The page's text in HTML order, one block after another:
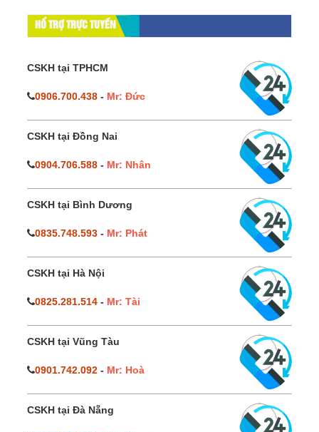
HỔ TRỢ TRỰC TUYẾN
CSKH tại TPHCM
0906.700.438 - Mr: Đức
CSKH tại Đồng Nai
0904.706.588 - Mr: Nhân
CSKH tại Bình Dương
0835.748.593 - Mr: Phát
CSKH tại Hà Nội
0825.281.514 - Mr: Tài
CSKH tại Vũng Tàu
0901.742.092 - Mr: Hoà
CSKH tại Đà Nẵng